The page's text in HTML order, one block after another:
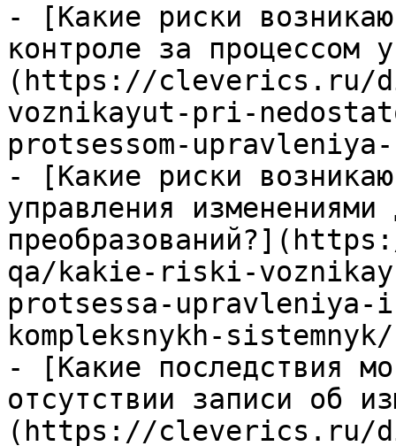
- [Какие риски
контроле за процессом
(https://cleverics.ru/
voznikayut-pri-
protsessom-
- [Какие риски
управления
qa/kakie-riski-
protsessa-upravleniya-
kompleksnykh-
- [Какие последствия
отсутствии записи об
(https://cleverics.ru/